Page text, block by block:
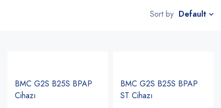
Sort by Default
BMC G2S B25S BPAP
Cihazı
BMC G2S B25S BPAP
ST Cihazı